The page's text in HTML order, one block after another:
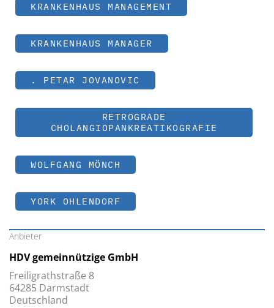
KRANKENHAUS MANAGEMENT
KRANKENHAUS MANAGER
. PETAR JOVANOVIC
RETROGRADE
CHOLANGIOPANKREATIKOGRAFIE
WOLFGANG MÖNCH
YORK OHLENDORF
Anbieter
HDV gemeinnützige GmbH
Freiligrathstraße 8
64285 Darmstadt
Deutschland